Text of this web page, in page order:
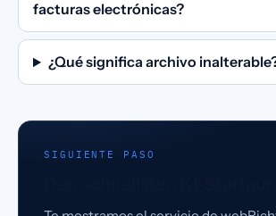
facturas electrónicas?
¿Qué significa archivo
SIGUIENTE PASO